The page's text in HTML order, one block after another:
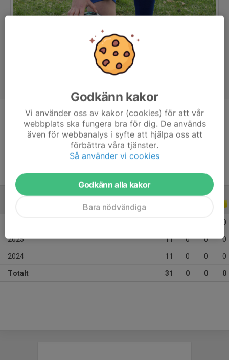
Position
Back
12 år
ALLA ÅR
0
2025 11 0 0 0
2024 11 0 0 0
Totalt 31 0 0 0
Godkänn kakor
Vi använder oss av kakor (cookies) för att vår
webbplats ska fungera bra för dig. De används
även för webbanalys i syfte att hjälpa oss att
förbättra våra tjänster.
Så använder vi cookies
Godkänn alla kakor
Bara nödvändiga